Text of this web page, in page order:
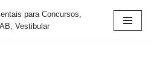
para Concursos,
Vestibular